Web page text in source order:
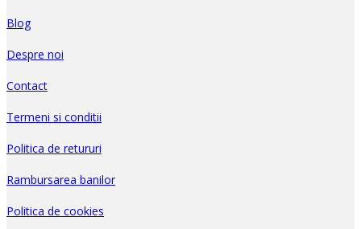
Blog
Despre noi
Contact
Termeni si conditii
Politica de retururi
Rambursarea banilor
Politica de cookies